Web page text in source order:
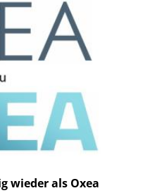
wieder als Oxea